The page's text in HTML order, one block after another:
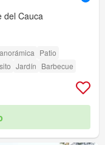
del Cauca
Patio
Jardín Barbecue